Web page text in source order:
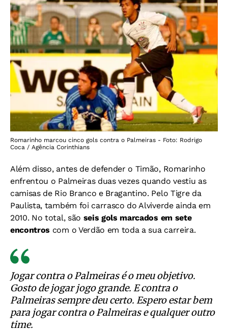
Romarinho marcou cinco gols contra o Palmeiras - Foto: Rodrigo
Coca / Agência Corinthians
Além disso, antes de defender o Timão, Romarinho
enfrentou o Palmeiras duas vezes quando vestiu as
camisas de Rio Branco e Bragantino. Pelo Tigre da
Paulista, também foi carrasco do Alviverde ainda em
2010. No total, são seis gols marcados em sete
encontros com o Verdão em toda a sua carreira.
Jogar contra o Palmeiras é o meu objetivo.
Gosto de jogar jogo grande. E contra o
Palmeiras sempre deu certo. Espero estar bem
para jogar contra o Palmeiras e qualquer outro
time.